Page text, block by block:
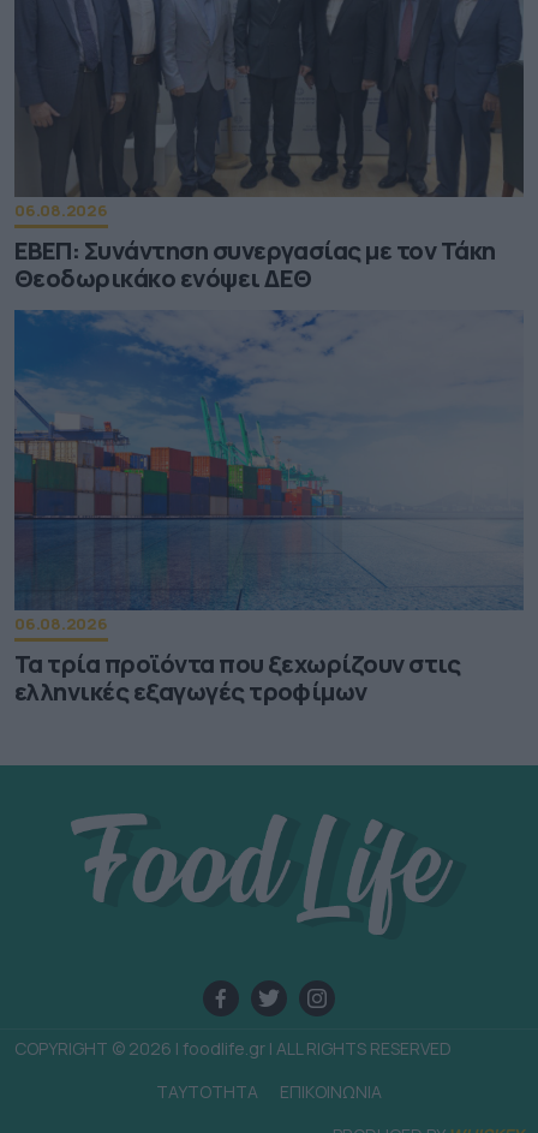
06.08.2026
ΕΒΕΠ: Συνάντηση συνεργασίας με τον Τάκη
Θεοδωρικάκο ενόψει ΔΕΘ
06.08.2026
Τα τρία προϊόντα που ξεχωρίζουν στις
ελληνικές εξαγωγές τροφίμων
COPYRIGHT © 2026 | foodlife.gr | ALL RIGHTS RESERVED
TAYTOTHTA
ΕΠΙΚΟΙΝΩΝΙΑ